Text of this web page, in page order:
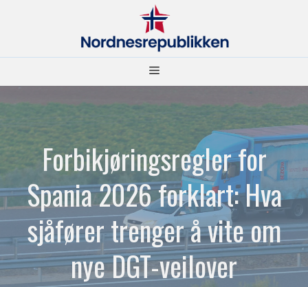
Meny
Forbikjøringsregler for
Spania 2026 forklart: Hva
sjåfører trenger å vite om
nye DGT-veilover